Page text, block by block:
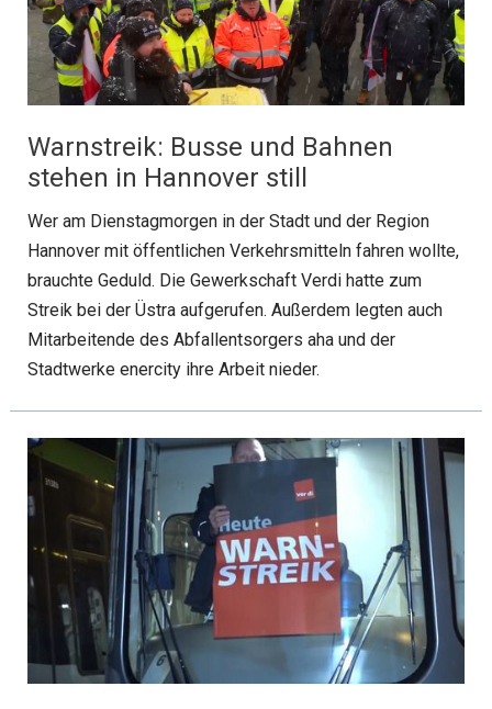
Warnstreik: Busse und Bahnen
stehen in Hannover still
Wer am Dienstagmorgen in der Stadt und der Region
Hannover mit öffentlichen Verkehrsmitteln fahren wollte,
brauchte Geduld. Die Gewerkschaft Verdi hatte zum
Streik bei der Üstra aufgerufen. Außerdem legten auch
Mitarbeitende des Abfallentsorgers aha und der
Stadtwerke enercity ihre Arbeit nieder.